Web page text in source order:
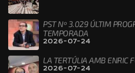
PST Nº 3.029 ÚLTIM
TEMPORADA
2026-07-24
LA TERTÚLIA AMB ENRIC
2026-07-24